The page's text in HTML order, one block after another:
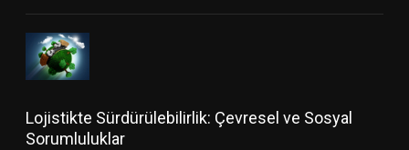
Lojistikte Sürdürülebilirlik: Çevresel ve Sosyal
Sorumluluklar